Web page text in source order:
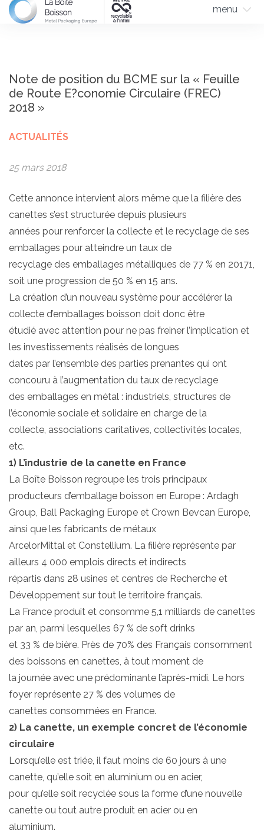
menu
Note de position du BCME sur la « Feuille
de Route E?conomie Circulaire (FREC)
2018 »
ACTUALITÉS
25 mars 2018
Cette annonce intervient alors même que la filière des
canettes s’est structurée depuis plusieurs
années pour renforcer la collecte et le recyclage de ses
emballages pour atteindre un taux de
recyclage des emballages métalliques de 77 % en 20171,
soit une progression de 50 % en 15 ans.
La création d’un nouveau système pour accélérer la
collecte d’emballages boisson doit donc être
étudié avec attention pour ne pas freiner l’implication et
les investissements réalisés de longues
dates par l’ensemble des parties prenantes qui ont
concouru à l’augmentation du taux de recyclage
des emballages en métal : industriels, structures de
l’économie sociale et solidaire en charge de la
collecte, associations caritatives, collectivités locales,
etc.
1) L’industrie de la canette en France
La Boîte Boisson regroupe les trois principaux
producteurs d’emballage boisson en Europe : Ardagh
Group, Ball Packaging Europe et Crown Bevcan Europe,
ainsi que les fabricants de métaux
ArcelorMittal et Constellium. La filière représente par
ailleurs 4 000 emplois directs et indirects
répartis dans 28 usines et centres de Recherche et
Développement sur tout le territoire français.
La France produit et consomme 5,1 milliards de canettes
par an, parmi lesquelles 67 % de soft drinks
et 33 % de bière. Près de 70% des Français consomment
des boissons en canettes, à tout moment de
la journée avec une prédominante l’après-midi. Le hors
foyer représente 27 % des volumes de
canettes consommées en France.
2) La canette, un exemple concret de l’économie
circulaire
Lorsqu’elle est triée, il faut moins de 60 jours à une
canette, qu’elle soit en aluminium ou en acier,
pour qu’elle soit recyclée sous la forme d’une nouvelle
canette ou tout autre produit en acier ou en
aluminium.